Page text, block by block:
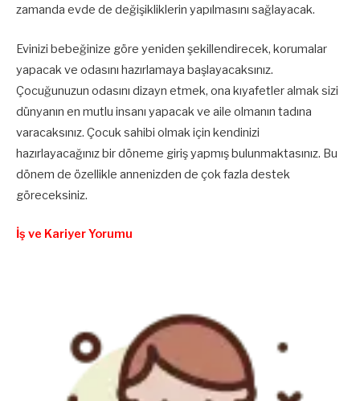
zamanda evde de değişikliklerin yapılmasını sağlayacak.
Evinizi bebeğinize göre yeniden şekillendirecek, korumalar
yapacak ve odasını hazırlamaya başlayacaksınız.
Çocuğunuzun odasını dizayn etmek, ona kıyafetler almak sizi
dünyanın en mutlu insanı yapacak ve aile olmanın tadına
varacaksınız. Çocuk sahibi olmak için kendinizi
hazırlayacağınız bir döneme giriş yapmış bulunmaktasınız. Bu
dönem de özellikle annenizden de çok fazla destek
göreceksiniz.
İş ve Kariyer Yorumu